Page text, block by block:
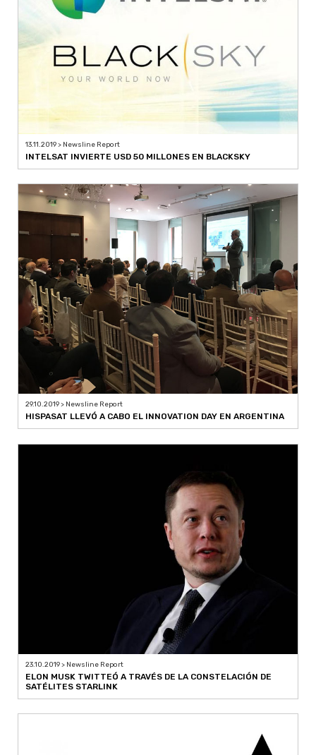
13.11.2019 > Newsline Report
INTELSAT INVIERTE USD 50 MILLONES EN BLACKSKY
29.10.2019 > Newsline Report
HISPASAT LLEVÓ A CABO EL INNOVATION DAY EN ARGENTINA
23.10.2019 > Newsline Report
ELON MUSK TWITTEÓ A TRAVÉS DE LA CONSTELACIÓN DE
SATÉLITES STARLINK